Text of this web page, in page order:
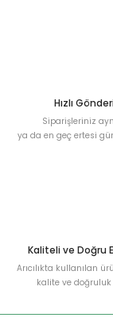
Hızlı
Siparişleriniz
ya da en geç ertesi
Kaliteli ve Doğru
Arıcılıkta kullanılan
kalite ve doğruluk